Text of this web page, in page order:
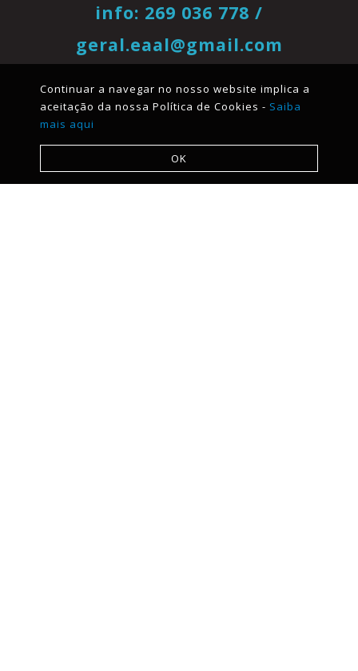
info: 269 036 778 /
geral.eaal@gmail.com
Continuar a navegar no nosso website implica a
aceitação da nossa Política de Cookies - Saiba
mais aqui
OK